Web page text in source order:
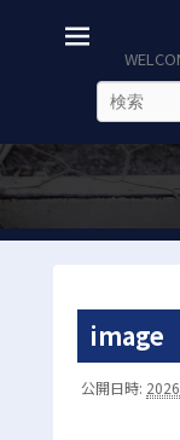
image
公開日時: